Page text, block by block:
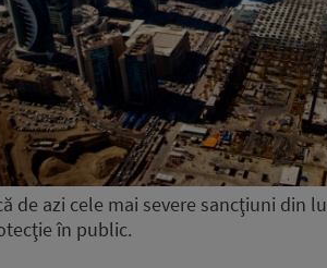
de azi cele mai severe sancţiuni din
în public.